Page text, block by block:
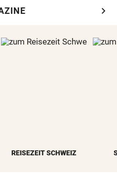
chevron_right
REISEZEIT SCHWEIZ